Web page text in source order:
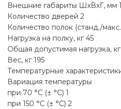
Внешние габариты ШxВxГ, мм
Количество дверей 2
Количество полок (станд./
Нагрузка на полку, кг 45
Общая допустимая нагрузка,
Вес, кг 195
Температурные
Вариация температуры
при 70 °C (± °C) 1
при 150 °C (± °C) 2